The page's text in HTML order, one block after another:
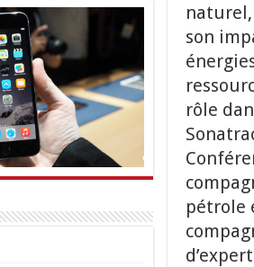
son
rôle
pétrole